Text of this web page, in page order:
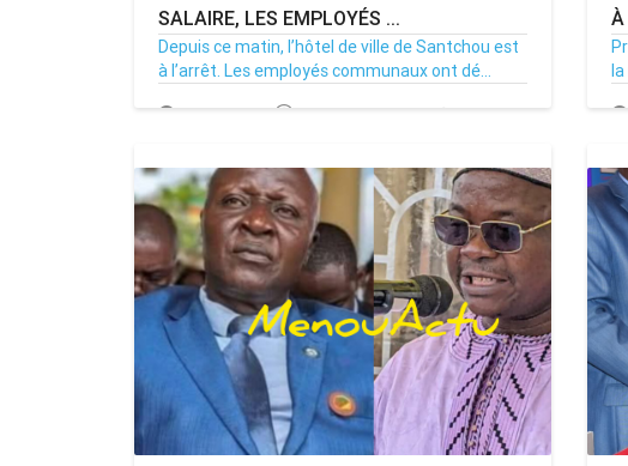
SALAIRE, LES EMPLOYÉS ...
Depuis ce matin, l’hôtel de ville de Santchou est
à l’arrêt. Les employés communaux ont dé...
20/07/26 Par MenouActu 0
À
la